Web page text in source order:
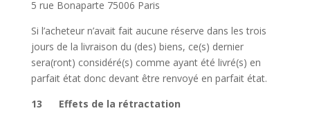
5 rue Bonaparte 75006 Paris
Si l’acheteur n’avait fait aucune réserve dans les trois
jours de la livraison du (des) biens, ce(s) dernier
sera(ront) considéré(s) comme ayant été livré(s) en
parfait état donc devant être renvoyé en parfait état.
13 Effets de la rétractation